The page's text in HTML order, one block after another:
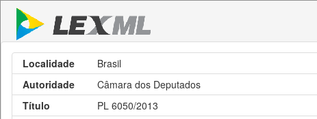
Localidade
Brasil
Autoridade
Câmara dos Deputados
Título
PL 6050/2013